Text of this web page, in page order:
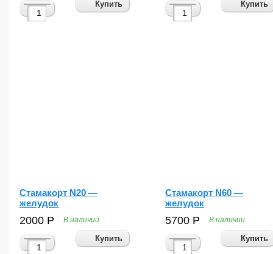
Купить Купить
Стамакорт N20 —
желудок
2000 Р В наличии
Купить
Стамакорт N60 —
желудок
5700 Р В наличии
Купить